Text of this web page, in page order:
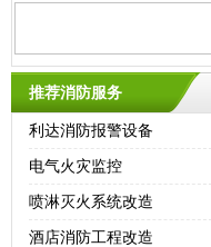
推荐消防服务
利达消防报警设备
电气火灾监控
喷淋灭火系统改造
酒店消防工程改造